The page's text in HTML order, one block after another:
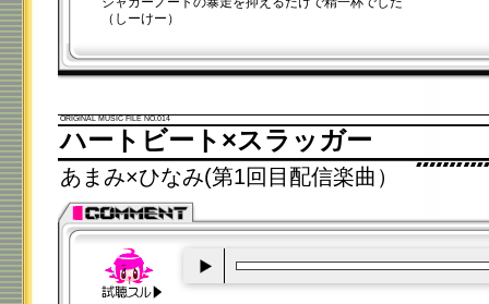
（しーけー）
ORIGINAL MUSIC FILE NO.014
ハートビート×スラッガー
あまみ×ひなみ(第1回目配信楽曲）